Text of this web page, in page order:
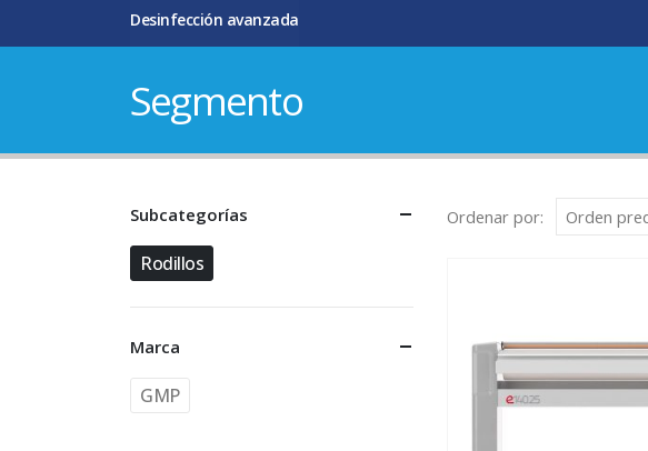
Desinfección avanzada
Segmento
Ordenar por:
Subcategorías
Rodillos
Marca
GMP